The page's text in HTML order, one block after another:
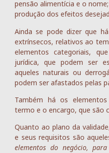
pensão alimentícia e o
produção dos efeitos
Ainda se pode dizer que
extrínsecos, relativos ao
elementos categoriais,
jurídica, que podem ser
aqueles naturais ou
podem ser afastados pelas
Também há os
termo e o encargo, que são
Quanto ao plano da
e seus requisitos são
elementos do negócio,